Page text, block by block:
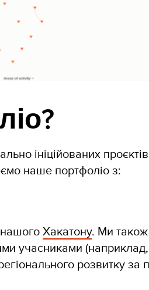
ініційованих
наше портфоліо з:
Хакатону. Ми також
учасниками (наприклад,
розвитку за